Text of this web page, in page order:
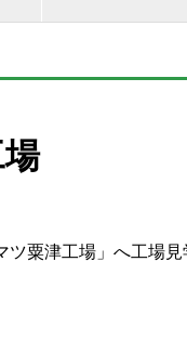
粟津工場」へ工場見